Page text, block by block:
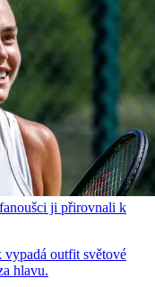
ji přirovnali k
outfit světové
hlavu.